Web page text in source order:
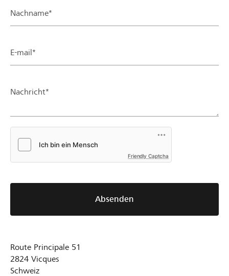
Nachname*
E-mail*
Nachricht*
Friendly Captcha
Absenden
Route Principale 51
2824 Vicques
Schweiz